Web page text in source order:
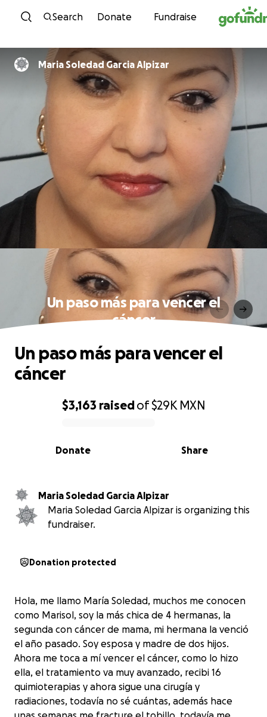
Skip to content
Search Donate Fundraise
Maria Soledad Garcia Alpizar
Un paso más para vencer el
cáncer
0% complete
$3,163 raisedof$29K MXN
Share
Donate
Un paso más para vencer el
cáncer
Maria Soledad Garcia Alpizar
Maria Soledad Garcia Alpizar is organizing this
fundraiser.
Donation protected
Hola, me llamo María Soledad, muchos me conocen
como Marisol, soy la más chica de 4 hermanas, la
segunda con cáncer de mama, mi hermana la venció
el año pasado. Soy esposa y madre de dos hijos.
Ahora me toca a mí vencer el cáncer, como lo hizo
ella, el tratamiento va muy avanzado, recibi 16
quimioterapias y ahora sigue una cirugía y
radiaciones, todavía no sé cuántas, además hace